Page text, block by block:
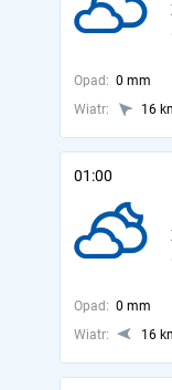
Opad: 0 mm
Wiatr:
16
01:00
Opad: 0 mm
Wiatr:
16